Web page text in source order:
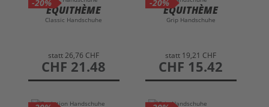
-20%
EQUITHÈME
Classic Handschuhe
statt26,76 CHF
preis
CHF 21.48
-20%
EQUITHÈME
Grip Handschuhe
statt 19,21 CHF
preis
CHF 15.42